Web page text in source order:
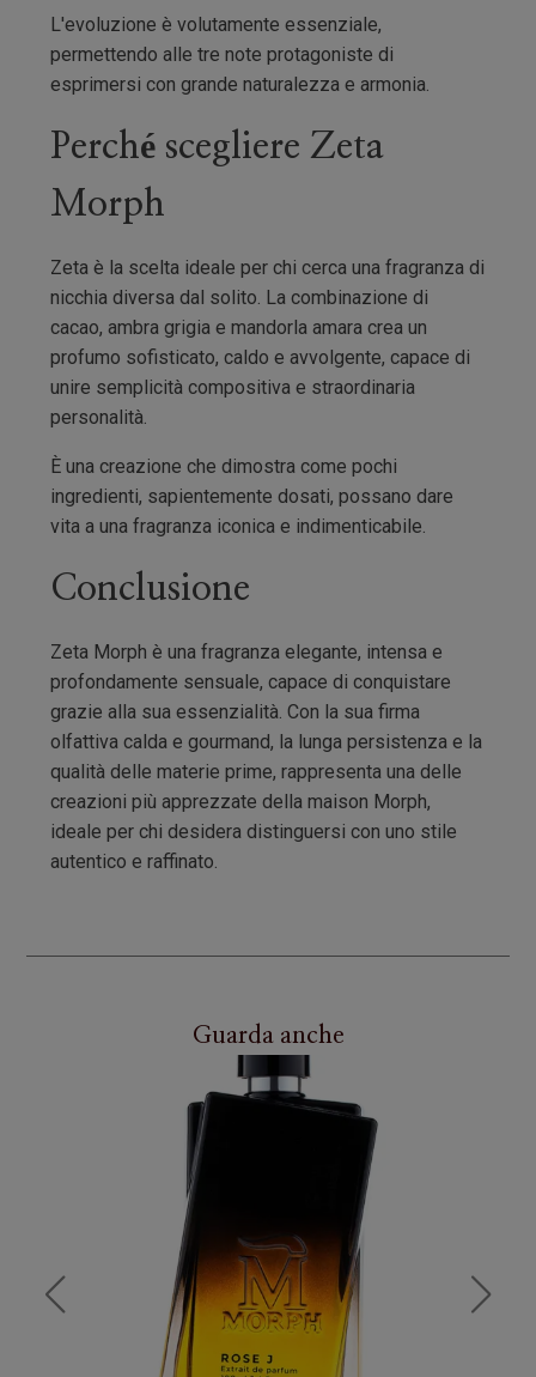
L'evoluzione è volutamente essenziale,
permettendo alle tre note protagoniste di
esprimersi con grande naturalezza e armonia.
Perché scegliere Zeta
Morph
Zeta è la scelta ideale per chi cerca una fragranza di
nicchia diversa dal solito. La combinazione di
cacao, ambra grigia e mandorla amara crea un
profumo sofisticato, caldo e avvolgente, capace di
unire semplicità compositiva e straordinaria
personalità.
È una creazione che dimostra come pochi
ingredienti, sapientemente dosati, possano dare
vita a una fragranza iconica e indimenticabile.
Conclusione
Zeta Morph è una fragranza elegante, intensa e
profondamente sensuale, capace di conquistare
grazie alla sua essenzialità. Con la sua firma
olfattiva calda e gourmand, la lunga persistenza e la
qualità delle materie prime, rappresenta una delle
creazioni più apprezzate della maison Morph,
ideale per chi desidera distinguersi con uno stile
autentico e raffinato.
Guarda anche